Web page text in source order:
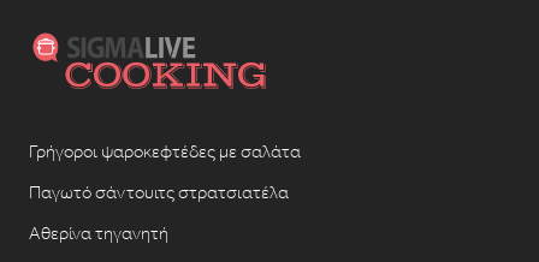
Γρήγοροι ψαροκεφτέδες με σαλάτα
Παγωτό σάντουιτς στρατσιατέλα
Αθερίνα τηγανητή